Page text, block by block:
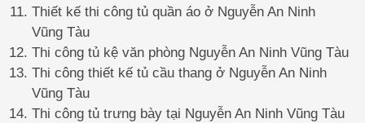
Thiết kế thi công tủ quần áo ở Nguyễn An Ninh
Vũng Tàu
Thi công tủ kệ văn phòng Nguyễn An Ninh Vũng Tàu
Thi công thiết kế tủ cầu thang ở Nguyễn An Ninh
Vũng Tàu
Thi công tủ trưng bày tại Nguyễn An Ninh Vũng Tàu